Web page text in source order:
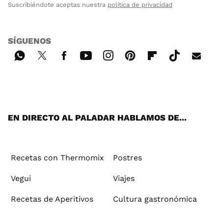
Suscribiéndote aceptas nuestra política de privacidad
SÍGUENOS
EN DIRECTO AL PALADAR HABLAMOS DE...
Recetas con Thermomix Postres
Vegui Viajes
Recetas de Aperitivos Cultura gastronómica